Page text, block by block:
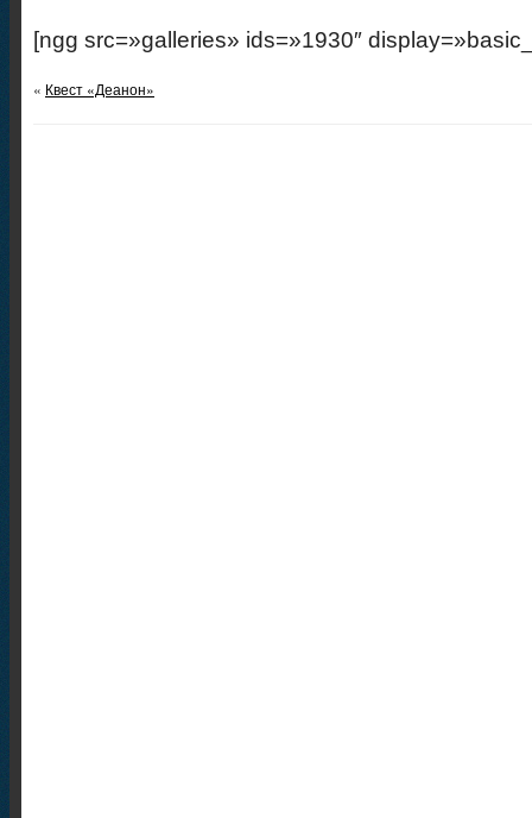
[ngg src=»galleries» ids=»1930″
« Квест «Деанон»